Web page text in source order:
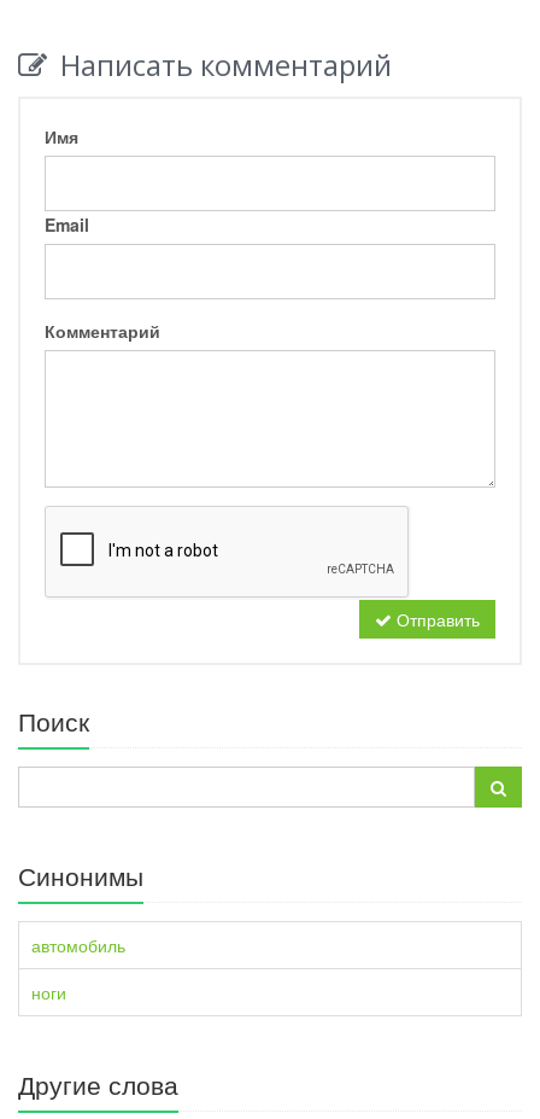
Написать комментарий
Имя
Email
Комментарий
Отправить
Поиск
Синонимы
автомобиль
ноги
Другие слова